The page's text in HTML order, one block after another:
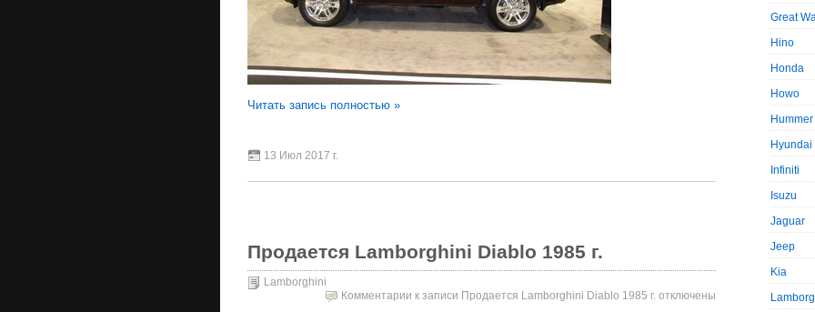
Читать запись полностью »
13 Июл 2017 г.
Продается Lamborghini Diablo 1985 г.
Lamborghini
Комментарии к записи Продается Lamborghini Diablo 1985 г. отключены
Great
Hino
Honda
Howo
Hummer
Hyundai
Infiniti
Isuzu
Jaguar
Jeep
Kia